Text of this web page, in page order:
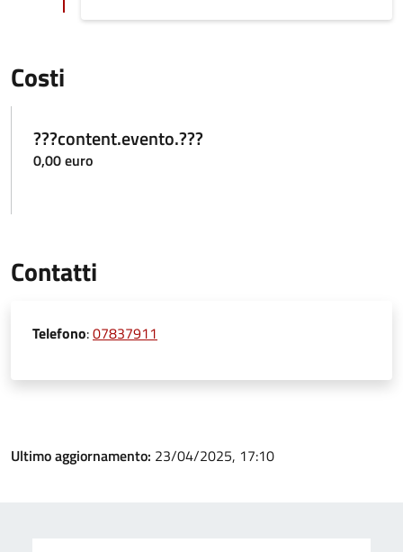
Costi
???content.evento.???
0,00 euro
Contatti
Telefono:07837911
Ultimo aggiornamento: 23/04/2025, 17:10